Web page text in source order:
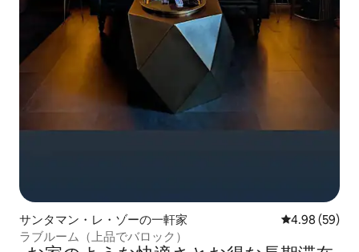
サンタマン・レ・ゾーの一軒家 レビュー59
4.98 (59)
ラブルーム（上品でバロック）